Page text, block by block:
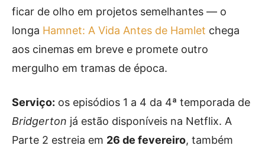
ficar de olho em projetos semelhantes — o
longa Hamnet: A Vida Antes de Hamlet chega
aos cinemas em breve e promete outro
mergulho em tramas de época.
Serviço: os episódios 1 a 4 da 4ª temporada de
Bridgerton já estão disponíveis na Netflix. A
Parte 2 estreia em 26 de fevereiro, também